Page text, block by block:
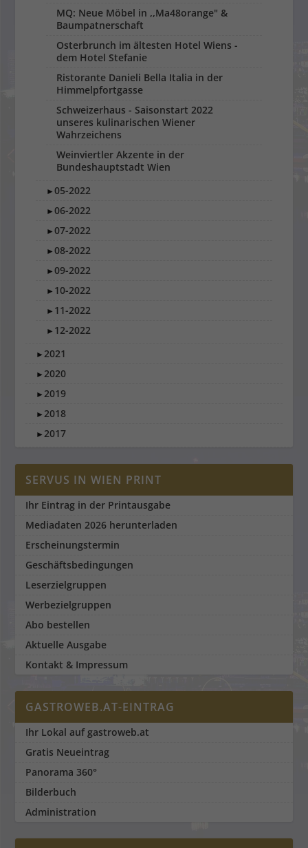
MQ: Neue Möbel in ,,Ma48orange" &
Baumpatnerschaft
Osterbrunch im ältesten Hotel Wiens -
dem Hotel Stefanie
Ristorante Danieli Bella Italia in der
Himmelpfortgasse
Schweizerhaus - Saisonstart 2022
unseres kulinarischen Wiener
Wahrzeichens
Weinviertler Akzente in der
Bundeshauptstadt Wien
►05-2022
►06-2022
►07-2022
►08-2022
►09-2022
► 10-2022
► 11-2022
► 12-2022
►2021
►2020
►2019
►2018
►2017
SERVUS IN WIEN PRINT
Ihr Eintrag in der Printausgabe
Mediadaten 2026 herunterladen
Erscheinungstermin
Geschäftsbedingungen
Leserzielgruppen
Werbezielgruppen
Abo bestellen
Aktuelle Ausgabe
Kontakt & Impressum
GASTROWEB.AT-EINTRAG
Ihr Lokal auf gastroweb.at
Gratis Neueintrag
Panorama 360°
Bilderbuch
Administration